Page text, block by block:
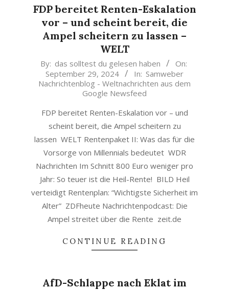
FDP bereitet Renten-Eskalation
vor – und scheint bereit, die
Ampel scheitern zu lassen –
WELT
2024-
29
By: das solltest du gelesen haben
On:
September 29, 2024
In: Samweber
Nachrichtenblog - Weltnachrichten aus dem
Google Newsfeed
FDP bereitet Renten-Eskalation vor – und
scheint bereit, die Ampel scheitern zu
lassen WELT Rentenpaket II: Was das für die
Vorsorge von Millennials bedeutet WDR
Nachrichten Im Schnitt 800 Euro weniger pro
Jahr: So teuer ist die Heil-Rente! BILD Heil
verteidigt Rentenplan: “Wichtigste Sicherheit im
Alter” ZDFheute Nachrichtenpodcast: Die
Ampel streitet über die Rente zeit.de
CONTINUE READING
AfD-Schlappe nach Eklat im